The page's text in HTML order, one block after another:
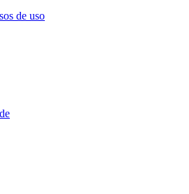
de uso